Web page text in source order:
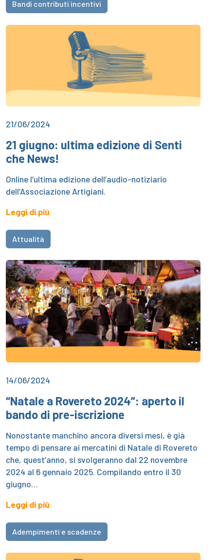
Bandi contributi incentivi
21/06/2024
21 giugno: ultima edizione di Senti
che News!
Online l’ultima edizione dell’audio-notiziario
dell’Associazione Artigiani.
Leggi di più
Attualità
14/06/2024
“Natale a Rovereto 2024”: aperto il
bando di pre-iscrizione
Nonostante manchino ancora diversi mesi, è già
tempo di pensare ai mercatini di Natale di Rovereto
che, quest’anno, si svolgeranno dal 22 novembre
2024 al 6 gennaio 2025. Compilando entro il 30
giugno…
Leggi di più
Adempimenti e scadenze